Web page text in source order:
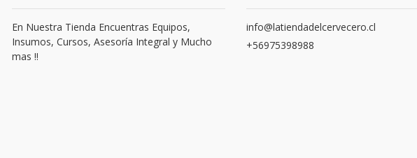
En Nuestra Tienda Encuentras Equipos,
Insumos, Cursos, Asesoría Integral y Mucho
mas !!
info@latiendadelcervecero.cl
+56975398988